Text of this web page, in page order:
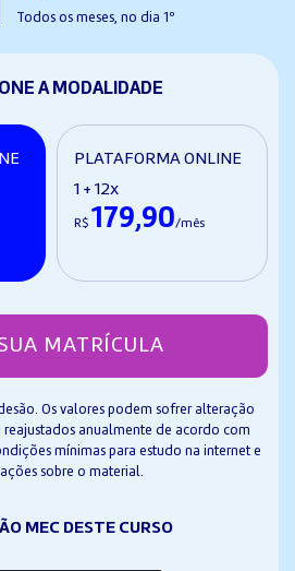
Todos os meses, no dia 1º
A MODALIDADE
PLATAFORMA ONLINE
1 + 12x
R$ 179,90/mês
MATRÍCULA
Os valores podem sofrer alteração
reajustados anualmente de acordo com
mínimas para estudo na internet e
sobre o material.
MEC DESTE CURSO